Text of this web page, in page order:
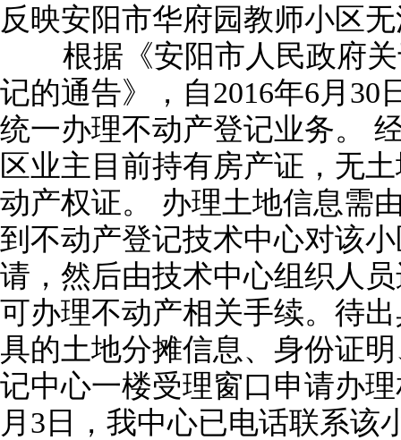
反映安阳市华府园教师小区
根据《安阳市人民政府关
记的通告》，自2016年6月
统一办理不动产登记业务。
区业主目前持有房产证，无
动产权证。 办理土地信息需
到不动产登记技术中心对该
请，然后由技术中心组织人
可办理不动产相关手续。待
具的土地分摊信息、身份证
记中心一楼受理窗口申请办
月3日，我中心已电话联系该